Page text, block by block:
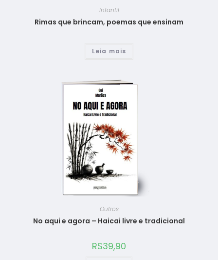
Infantil
Rimas que brincam, poemas que ensinam
Leia mais
Outros
No aqui e agora – Haicai livre e tradicional
R$39,90